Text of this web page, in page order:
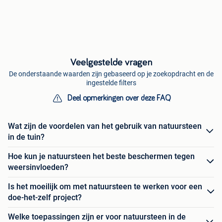
Veelgestelde vragen
De onderstaande waarden zijn gebaseerd op je zoekopdracht en de
ingestelde filters
Deel opmerkingen over deze FAQ
Wat zijn de voordelen van het gebruik van natuursteen
in de tuin?
Hoe kun je natuursteen het beste beschermen tegen
weersinvloeden?
Is het moeilijk om met natuursteen te werken voor een
doe-het-zelf project?
Welke toepassingen zijn er voor natuursteen in de